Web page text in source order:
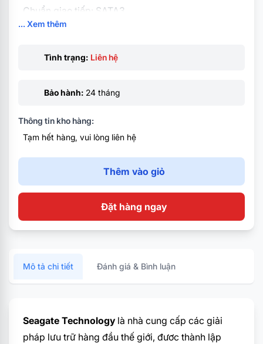
Chuẩn giao tiếp: SATA3
Kích thước: 3.5Inch
... Xem thêm
Tình trạng: Liên hệ
Bảo hành: 24 tháng
Thông tin kho hàng:
Tạm hết hàng, vui lòng liên hệ
Thêm vào giỏ
Đặt hàng ngay
Mô tả chi tiết Đánh giá & Bình luận
Seagate Technology là nhà cung cấp các giải
pháp lưu trữ hàng đầu thế giới, đươc thành lập